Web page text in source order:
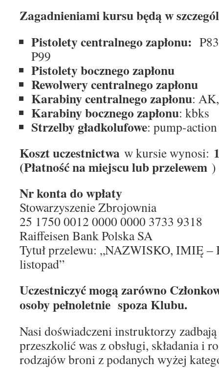
Zagadnieniami kursu będą w
Pistolety centralnego zapłonu:
P99
Pistolety bocznego zapłonu
Rewolwery centralnego zapłonu
Karabiny centralnego zapłonu:
Karabiny bocznego zapłonu: kbks
Strzelby gładkolufowe: pump-action
Koszt uczestnictwa w kursie wynosi:
(Płatność na miejscu lub przelewem )
Nr konta do wpłaty
Stowarzyszenie Zbrojownia
25 1750 0012 0000 0000 3733 9318
Raiffeisen Bank Polska SA
Tytuł przelewu: „NAZWISKO, IMIĘ –
listopad”
Uczestniczyć mogą zarówno
osoby pełnoletnie spoza Klubu.
Nasi doświadczeni instruktorzy
przeszkolić was z obsługi, składania i
rodzajów broni z podanych wyżej